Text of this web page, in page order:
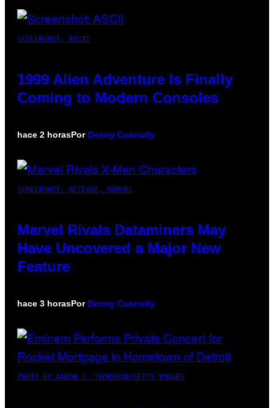
SCREENSHOT: ASCII
1999 Alien Adventure Is Finally
Coming to Modern Consoles
hace 2 horasPor Denny Connolly
SCREENSHOT: NETEASE, MARVEL
Marvel Rivals Dataminers May
Have Uncovered a Major New
Feature
hace 3 horasPor Denny Connolly
PHOTO BY AARON J. THORNTON/GETTY IMAGES